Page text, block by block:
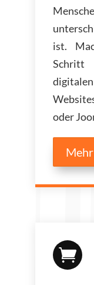
ist.
Schritt
oder
